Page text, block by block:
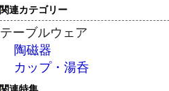
関連カテゴリー
テーブルウェア
陶磁器
カップ・湯呑